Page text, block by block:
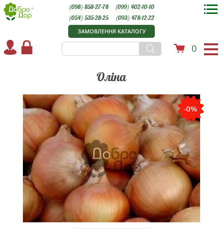
ЗАМОВЛЕННЯ КАТАЛОГУ
0
(098) 858-27-78
(099) 402-10-10
(054) 535-28-25
(093) 478-12-22
Оліна
-0%